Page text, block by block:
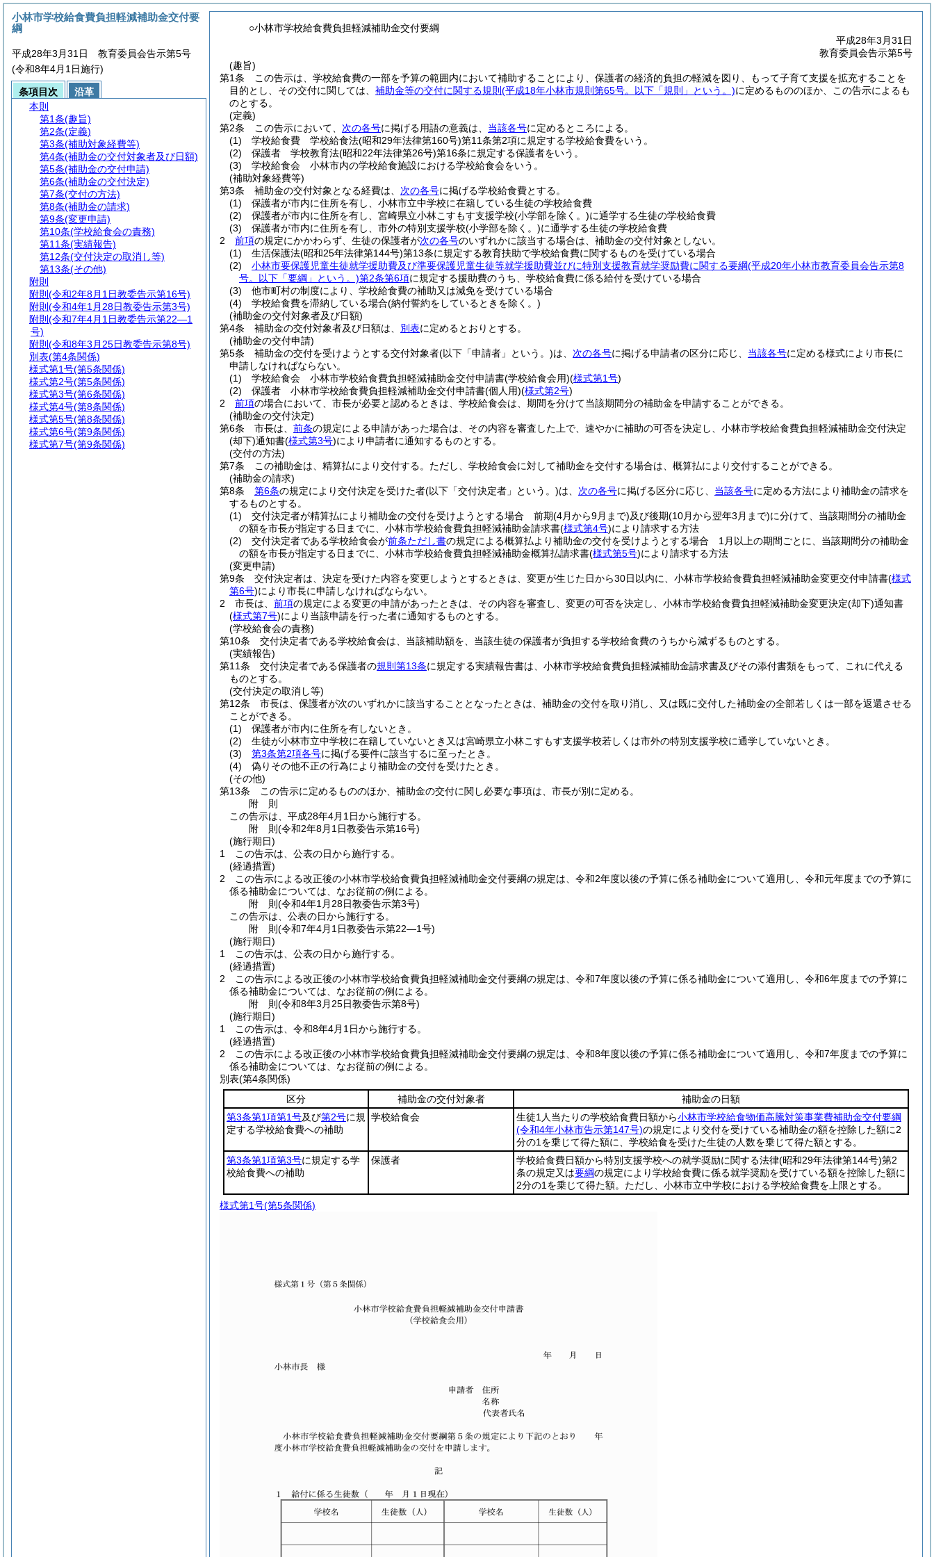
○小林市学校給食費負担軽減補助金交付要綱
平成28年3月31日
教育委員会告示第5号
(趣旨)
第1条
この告示は、学校給食費の一部を予算の範囲内において補助することにより、保護者の経済的負担の軽減を図り、もって子育て支援を拡充することを
目的とし、その交付に関しては、 補助金等の交付に関する規則 (平成18年小林市規則第65号。以下「規則」という。)に定めるもののほか、この告示によるも
のとする。
(定義)
第2条
この告示において、 次の各号に掲げる用語の意義は、 当該各号に定めるところによる。
(1)
学校給食費 学校給食法(昭和29年法律第160号)第11条第2項に規定する学校給食費をいう。
(2)
保護者 学校教育法(昭和22年法律第26号)第16条に規定する保護者をいう。
(3)
学校給食会 小林市内の学校給食施設における学校給食会をいう。
(補助対象経費等)
第3条
補助金の交付対象となる経費は、 次の各号に掲げる学校給食費とする。
(1)
保護者が市内に住所を有し、小林市立中学校に在籍している生徒の学校給食費
(2)
保護者が市内に住所を有し、宮崎県立小林こすもす支援学校(小学部を除く。)に通学する生徒の学校給食費
(3)
保護者が市内に住所を有し、市外の特別支援学校(小学部を除く。)に通学する生徒の学校給食費
2
前項の規定にかかわらず、生徒の保護者が次の各号のいずれかに該当する場合は、補助金の交付対象としない。
(1)
生活保護法(昭和25年法律第144号)第13条に規定する教育扶助で学校給食費に関するものを受けている場合
(2)
小林市要保護児童生徒就学援助費及び準要保護児童生徒等就学援助費並びに特別支援教育就学奨励費に関する要綱(平成20年小林市教育委員会告示第8
号。以下「要綱」という。)第2条第6項に規定する援助費のうち、学校給食費に係る給付を受けている場合
(3)
他市町村の制度により、学校給食費の補助又は減免を受けている場合
(4)
学校給食費を滞納している場合(納付誓約をしているときを除く。)
(補助金の交付対象者及び日額)
第4条
補助金の交付対象者及び日額は、 別表に定めるとおりとする。
(補助金の交付申請)
第5条
補助金の交付を受けようとする交付対象者(以下「申請者」という。)は、 次の各号に掲げる申請者の区分に応じ、 当該各号に定める様式により市長に
申請しなければならない。
(1)
学校給食会 小林市学校給食費負担軽減補助金交付申請書(学校給食会用)(様式第1号)
(2)
保護者 小林市学校給食費負担軽減補助金交付申請書(個人用)(様式第2号)
2
前項の場合において、市長が必要と認めるときは、学校給食会は、期間を分けて当該期間分の補助金を申請することができる。
(補助金の交付決定)
第6条
市長は、 前条の規定による申請があった場合は、その内容を審査した上で、速やかに補助の可否を決定し、小林市学校給食費負担軽減補助金交付決定
(却下)通知書(様式第3号)により申請者に通知するものとする。
(交付の方法)
第7条
この補助金は、精算払により交付する。 ただし、学校給食会に対して補助金を交付する場合は、概算払により交付することができる。
(補助金の請求)
第8条
第6条の規定により交付決定を受けた者(以下「交付決定者」という。)は、 次の各号に掲げる区分に応じ、 当該各号に定める方法により補助金の請求を
するものとする。
(1)
交付決定者が精算払により補助金の交付を受けようとする場合 前期(4月から9月まで)及び後期(10月から翌年3月まで)に分けて、当該期間分の補助金
の額を市長が指定する日までに、小林市学校給食費負担軽減補助金請求書(様式第4号)により請求する方法
(2)
交付決定者である学校給食会が前条ただし書の規定による概算払より補助金の交付を受けようとする場合 1月以上の期間ごとに、当該期間分の補助金
の額を市長が指定する日までに、小林市学校給食費負担軽減補助金概算払請求書(様式第5号)により請求する方法
(変更申請)
第9条
交付決定者は、決定を受けた内容を変更しようとするときは、変更が生じた日から30日以内に、小林市学校給食費負担軽減補助金変更交付申請書(様式
第6号)により市長に申請しなければならない。
2
市長は、 前項の規定による変更の申請があったときは、その内容を審査し、変更の可否を決定し、小林市学校給食費負担軽減補助金変更決定(却下)通知書
(様式第7号)により当該申請を行った者に通知するものとする。
(学校給食会の責務)
第10条
交付決定者である学校給食会は、当該補助額を、当該生徒の保護者が負担する学校給食費のうちから減ずるものとする。
(実績報告)
第11条
交付決定者である保護者の規則第13条に規定する実績報告書は、小林市学校給食費負担軽減補助金請求書及びその添付書類をもって、これに代える
ものとする。
(交付決定の取消し等)
第12条
市長は、保護者が次のいずれかに該当することとなったときは、補助金の交付を取り消し、又は既に交付した補助金の全部若しくは一部を返還させる
ことができる。
(1)
保護者が市内に住所を有しないとき。
(2)
生徒が小林市立中学校に在籍していないとき又は宮崎県立小林こすもす支援学校若しくは市外の特別支援学校に通学していないとき。
(3)
第3条第2項各号に掲げる要件に該当するに至ったとき。
(4)
偽りその他不正の行為により補助金の交付を受けたとき。
(その他)
第13条
この告示に定めるもののほか、補助金の交付に関し必要な事項は、市長が別に定める。
附 則
この告示は、平成28年4月1日から施行する。
附 則(令和2年8月1日教委告示第16号)
(施行期日)
1
この告示は、公表の日から施行する。
(経過措置)
2
この告示による改正後の小林市学校給食費負担軽減補助金交付要綱の規定は、令和2年度以後の予算に係る補助金について適用し、令和元年度までの予算に
係る補助金については、なお従前の例による。
附 則(令和4年1月28日教委告示第3号)
この告示は、公表の日から施行する。
附 則(令和7年4月1日教委告示第22―1号)
(施行期日)
1
この告示は、公表の日から施行する。
(経過措置)
2
この告示による改正後の小林市学校給食費負担軽減補助金交付要綱の規定は、令和7年度以後の予算に係る補助金について適用し、令和6年度までの予算に
係る補助金については、なお従前の例による。
附 則(令和8年3月25日教委告示第8号)
(施行期日)
1
この告示は、令和8年4月1日から施行する。
(経過措置)
2
この告示による改正後の小林市学校給食費負担軽減補助金交付要綱の規定は、令和8年度以後の予算に係る補助金について適用し、令和7年度までの予算に
係る補助金については、なお従前の例による。
別表(第4条関係)
区分
補助金の交付対象者
補助金の日額
第3条第1項第1号及び第2号に規
定する学校給食費への補助
学校給食会 生徒1人当たりの学校給食費日額から小林市学校給食物価高騰対策事業費補助金交付要綱
(令和4年小林市告示第147号)の規定により交付を受けている補助金の額を控除した額に2
分の1を乗じて得た額に、学校給食を受けた生徒の人数を乗じて得た額とする。
第3条第1項第3号に規定する学
校給食費への補助
保護者 学校給食費日額から特別支援学校への就学奨励に関する法律(昭和29年法律第144号)第2
条の規定又は要綱の規定により学校給食費に係る就学奨励を受けている額を控除した額に
2分の1を乗じて得た額。ただし、小林市立中学校における学校給食費を上限とする。
様式第1号(第5条関係)
小林市学校給食費負担軽減補助金交付要
綱
平成28年3月31日 教育委員会告示第5号
(令和8年4月1日施行)
条項目次
沿革
本則
第1条(趣旨)
第2条(定義)
第3条(補助対象経費等)
第4条(補助金の交付対象者及び日額)
第5条(補助金の交付申請)
第6条(補助金の交付決定)
第7条(交付の方法)
第8条(補助金の請求)
第9条(変更申請)
第10条(学校給食会の責務)
第11条(実績報告)
第12条(交付決定の取消し等)
第13条(その他)
附則
附則 (令和2年8月1日教委告示第16号)
附則 (令和4年1月28日教委告示第3号)
附則 (令和7年4月1日教委告示第22―1
号)
附則 (令和8年3月25日教委告示第8号)
別表(第4条関係)
様式第1号(第5条関係)
様式第2号(第5条関係)
様式第3号(第6条関係)
様式第4号(第8条関係)
様式第5号(第8条関係)
様式第6号(第9条関係)
様式第7号(第9条関係)